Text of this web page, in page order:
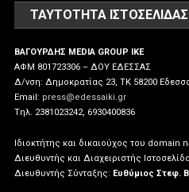
ΤΑΥΤΌΤΗΤΑ
ΒΑΓΟΥΡΔΗΣ MEDIA GROUP IKE
ΑΦΜ 801723306 – ΔΟΥ ΕΔΕΣΣΑΣ
Δ/νση: Δημοκρατίας 23, ΤΚ 58200
Email: press@edessaiki.gr
Tηλ. 2381023242, 6930400836
Ιδιοκτήτης και δικαιούχος του domain
Διευθυντής και Διαχειριστής
Διευθυντής Σύνταξης: Ευθύμιος Στεφ.